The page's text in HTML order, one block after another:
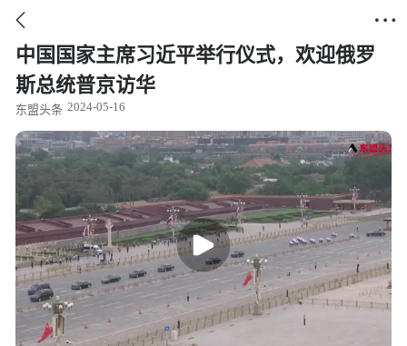
 
中国国家主席习近平举行仪式，欢迎俄罗
斯总统普京访华 ​​​
东盟头条 2024-05-16